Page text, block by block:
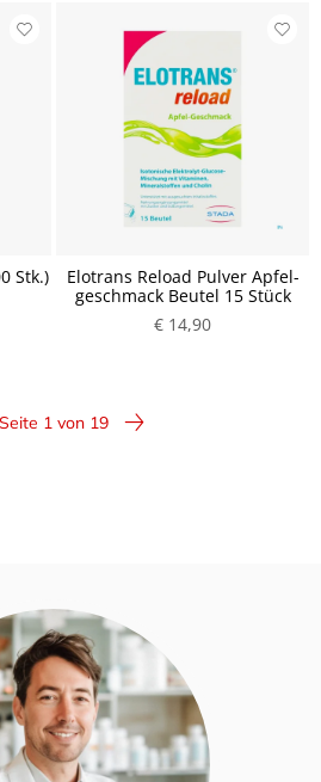
Stk.)
Elotrans Reload Pulver Apfel-
geschmack Beutel 15 Stück
€ 14,90
Seite 1 von 19